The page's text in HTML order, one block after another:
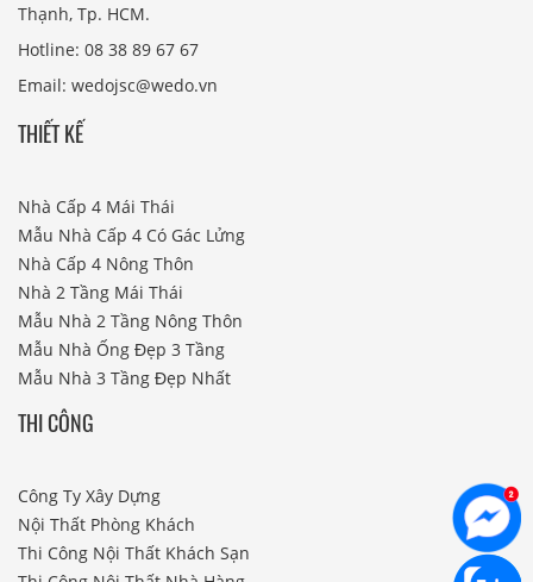
Thạnh, Tp. HCM.
Hotline: 08 38 89 67 67
Email: wedojsc@wedo.vn
THIẾT KẾ
Nhà Cấp 4 Mái Thái
Mẫu Nhà Cấp 4 Có Gác Lửng
Nhà Cấp 4 Nông Thôn
Nhà 2 Tầng Mái Thái
Mẫu Nhà 2 Tầng Nông Thôn
Mẫu Nhà Ống Đẹp 3 Tầng
Mẫu Nhà 3 Tầng Đẹp Nhất
THI CÔNG
Công Ty Xây Dựng
Nội Thất Phòng Khách
Thi Công Nội Thất Khách Sạn